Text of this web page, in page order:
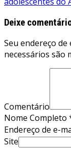
Deixe
Seu endereço
necessários são
Comentário
Nome Completo
Endereço de e-
Site